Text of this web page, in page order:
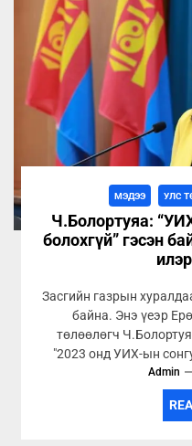
МЭДЭЭ УЛС
Ч.Болортуяа:
болохгүй” гэсэн
Засгийн газрын
байна. Энэ үеэр
төлөөлөгч
"2023 онд УИХ-ын
Admin